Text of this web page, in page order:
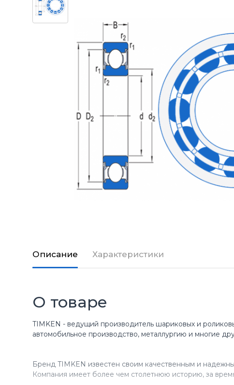
Описание Характеристики
О товаре
TIMKEN - ведущий производитель шариковых и
автомобильное производство, металлургию и многие
Бренд TIMKEN известен своим качественным и
Компания имеет более чем столетнюю историю, за